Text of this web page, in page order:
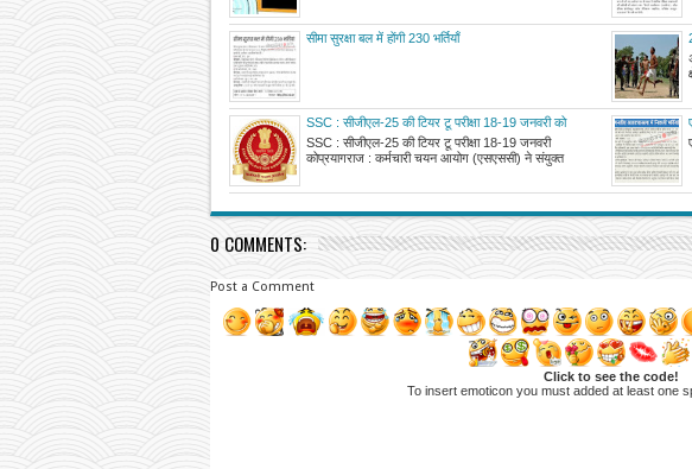
सीमा सुरक्षा बल में होंगी 230 भर्तियाँ
SSC : सीजीएल-25 की टियर टू परीक्षा 18-19 जनवरी को
SSC : सीजीएल-25 की टियर टू परीक्षा 18-19 जनवरी
कोप्रयागराज : कर्मचारी चयन आयोग (एसएससी) ने संयुक्त
0 COMMENTS:
Post a Comment
Click to see the code!
To insert emoticon you must added at least one